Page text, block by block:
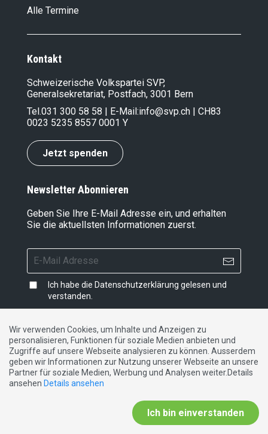
Alle Termine
Kontakt
Schweizerische Volkspartei SVP,
Generalsekretariat, Postfach, 3001 Bern
Tel.031 300 58 58 | E-Mail:info@svp.ch | CH83
0023 5235 8557 0001 Y
Jetzt spenden
Newsletter Abonnieren
Geben Sie Ihre E-Mail Adresse ein, und erhalten
Sie die aktuellsten Informationen zuerst.
Ich habe die Datenschutzerklärung gelesen und
verstanden.
Impressum|Datenschutzerklärung|Kontakt
DE FR IT
Wir verwenden Cookies, um Inhalte und Anzeigen zu
personalisieren, Funktionen für soziale Medien anbieten und
Zugriffe auf unsere Webseite analysieren zu können. Ausserdem
geben wir Informationen zur Nutzung unserer Webseite an unsere
Partner für soziale Medien, Werbung und Analysen weiter.Details
ansehen Details ansehen
Ich bin einverstanden